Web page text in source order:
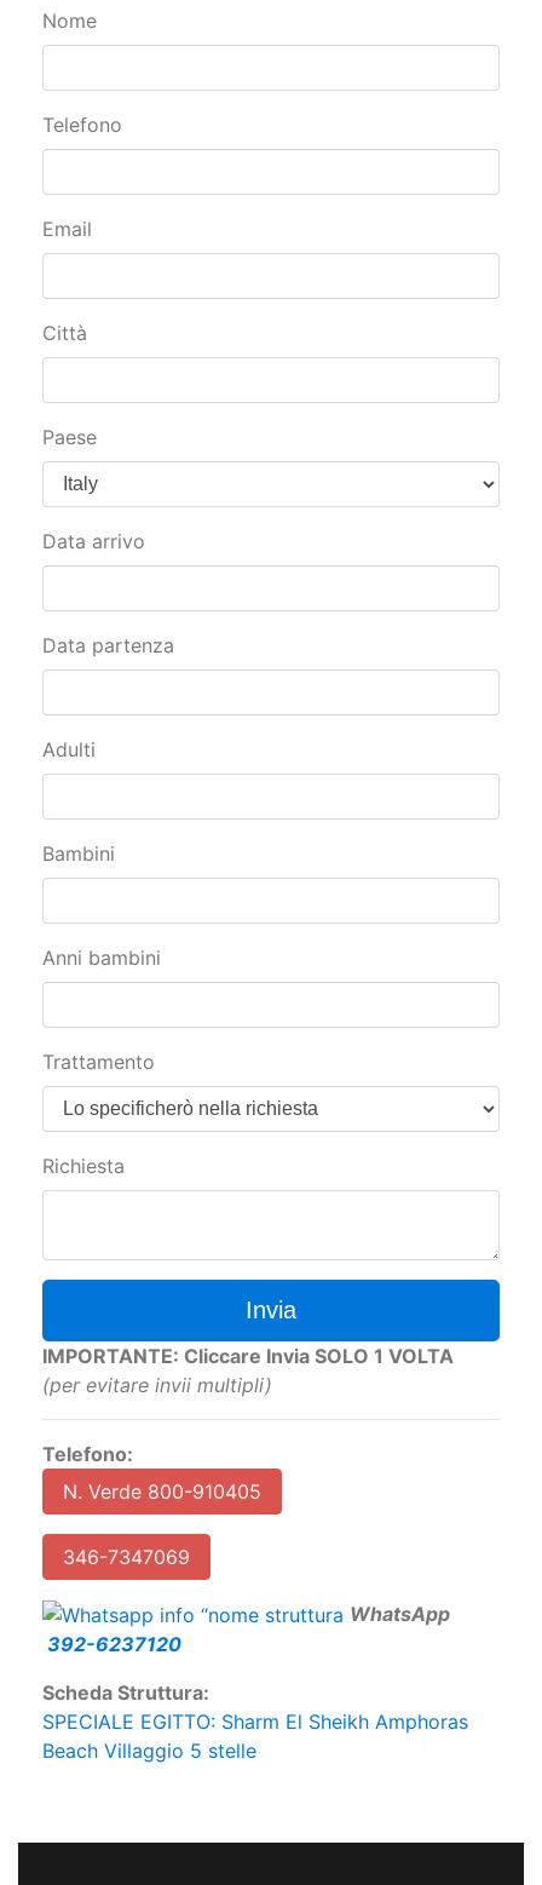
Nome
Telefono
Email
Città
Paese
Data arrivo
Data partenza
Adulti
Bambini
Anni bambini
Trattamento
Richiesta
Invia
IMPORTANTE: Cliccare Invia SOLO 1 VOLTA
(per evitare invii multipli)
Telefono:
N. Verde 800-910405
346-7347069
WhatsApp
392-6237120
Scheda Struttura:
SPECIALE EGITTO: Sharm El Sheikh Amphoras
Beach Villaggio 5 stelle